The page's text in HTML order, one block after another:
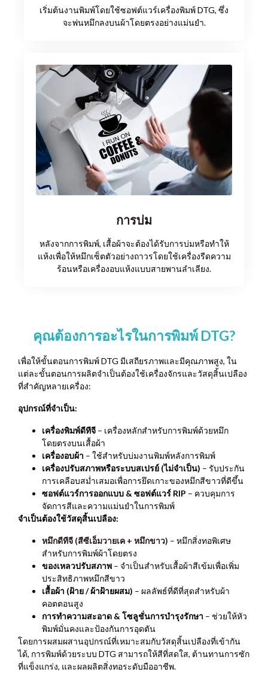
เริ่มต้นงานพิมพ์โดยใช้ซอฟต์แวร์เครื่องพิมพ์ DTG, ซึ่ง
จะพ่นหมึกลงบนผ้าโดยตรงอย่างแม่นยำ.
การบ่ม
หลังจากการพิมพ์, เสื้อผ้าจะต้องได้รับการบ่มหรือทำให้
แห้งเพื่อให้หมึกเซ็ตตัวอย่างถาวรโดยใช้เครื่องรีดความ
ร้อนหรือเครื่องอบแห้งแบบสายพานลำเลียง.
คุณต้องการอะไรในการพิมพ์ DTG?
เพื่อให้ขั้นตอนการพิมพ์ DTG มีเสถียรภาพและมีคุณภาพสูง, ใน
แต่ละขั้นตอนการผลิตจำเป็นต้องใช้เครื่องจักรและวัสดุสิ้นเปลือง
ที่สำคัญหลายเครื่อง:
อุปกรณ์ที่จำเป็น:
เครื่องพิมพ์ดีทีจี – เครื่องหลักสำหรับการพิมพ์ด้วยหมึก
โดยตรงบนเสื้อผ้า
เครื่องอบผ้า – ใช้สำหรับบ่มงานพิมพ์หลังการพิมพ์
เครื่องปรับสภาพหรือระบบสเปรย์ (ไม่จำเป็น) – รับประกัน
การเคลือบสม่ำเสมอเพื่อการยึดเกาะของหมึกสีขาวที่ดีขึ้น
ซอฟต์แวร์การออกแบบ & ซอฟต์แวร์ RIP – ควบคุมการ
จัดการสีและความแม่นยำในการพิมพ์
จำเป็นต้องใช้วัสดุสิ้นเปลือง:
หมึกดีทีจี (สีซีเอ็มวายเค + หมึกขาว) – หมึกสิ่งทอพิเศษ
สำหรับการพิมพ์ผ้าโดยตรง
ของเหลวปรับสภาพ – จำเป็นสำหรับเสื้อผ้าสีเข้มเพื่อเพิ่ม
ประสิทธิภาพหมึกสีขาว
เสื้อผ้า (ฝ้าย / ผ้าฝ้ายผสม) – ผลลัพธ์ที่ดีที่สุดสำหรับผ้า
คอตตอนสูง
การทำความสะอาด & โซลูชั่นการบำรุงรักษา – ช่วยให้หัว
พิมพ์มั่นคงและป้องกันการอุดตัน
โดยการผสมผสานอุปกรณ์ที่เหมาะสมกับวัสดุสิ้นเปลืองที่เข้ากัน
ได้, การพิมพ์ด้วยระบบ DTG สามารถให้สีที่สดใส, ต้านทานการซัก
ที่แข็งแกร่ง, และผลผลิตสิ่งทอระดับมืออาชีพ.